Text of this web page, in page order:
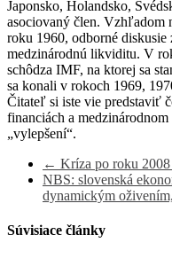
Japonsko, Holandsko,
asociovaný člen. Vzhľadom
roku 1960, odborné
medzinárodnú likviditu. V
schôdza IMF, na ktorej sa
sa konali v rokoch 1969,
Čitateľ si iste vie predstaviť
financiách a
„vylepšení“.
← Kríza po roku
NBS: slovenská
dynamickým
Súvisiace články